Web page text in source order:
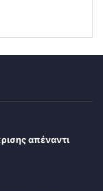
απέναντι